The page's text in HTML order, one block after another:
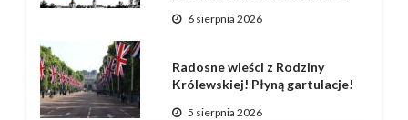
6 sierpnia 2026
Radosne wieści z Rodziny
Królewskiej! Płyną gartulacje!
5 sierpnia 2026